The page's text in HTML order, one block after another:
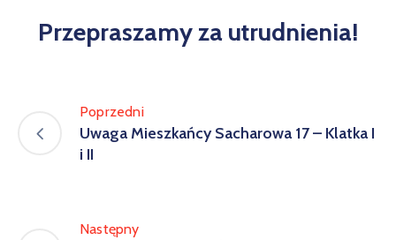
Przepraszamy za utrudnienia!
Poprzedni
Uwaga Mieszkańcy Sacharowa 17 – Klatka I
i II
Następny